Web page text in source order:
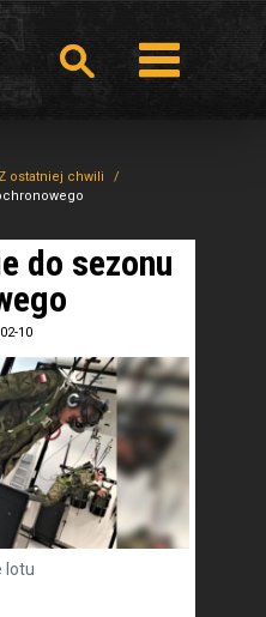
Z ostatniej chwili
do sezonu
10
lotu